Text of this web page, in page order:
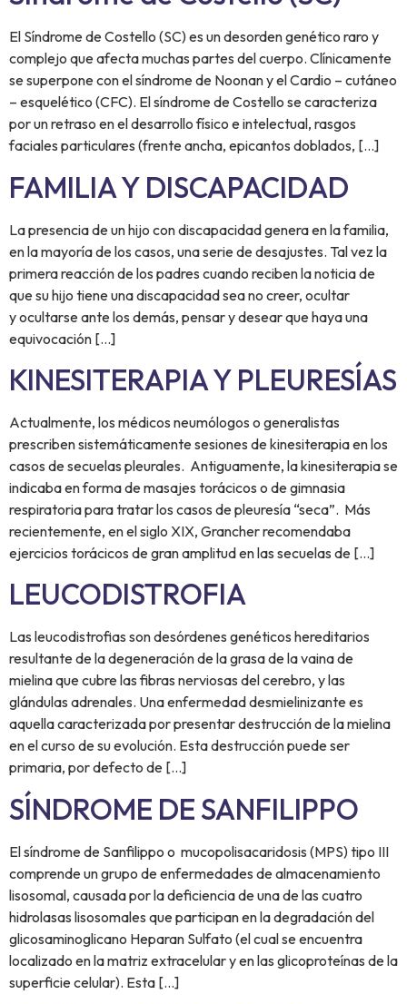
El Síndrome de Costello (SC) es un desorden genético raro y
complejo que afecta muchas partes del cuerpo. Clínicamente
se superpone con el síndrome de Noonan y el Cardio – cutáneo
– esquelético (CFC). El síndrome de Costello se caracteriza
por un retraso en el desarrollo físico e intelectual, rasgos
faciales particulares (frente ancha, epicantos doblados, […]
FAMILIA Y DISCAPACIDAD
La presencia de un hijo con discapacidad genera en la familia,
en la mayoría de los casos, una serie de desajustes. Tal vez la
primera reacción de los padres cuando reciben la noticia de
que su hijo tiene una discapacidad sea no creer, ocultar
y ocultarse ante los demás, pensar y desear que haya una
equivocación […]
KINESITERAPIA Y PLEURESÍAS
Actualmente, los médicos neumólogos o generalistas
prescriben sistemáticamente sesiones de kinesiterapia en los
casos de secuelas pleurales. Antiguamente, la kinesiterapia se
indicaba en forma de masajes torácicos o de gimnasia
respiratoria para tratar los casos de pleuresía “seca”. Más
recientemente, en el siglo XIX, Grancher recomendaba
ejercicios torácicos de gran amplitud en las secuelas de […]
LEUCODISTROFIA
Las leucodistrofias son desórdenes genéticos hereditarios
resultante de la degeneración de la grasa de la vaina de
mielina que cubre las fibras nerviosas del cerebro, y las
glándulas adrenales. Una enfermedad desmielinizante es
aquella caracterizada por presentar destrucción de la mielina
en el curso de su evolución. Esta destrucción puede ser
primaria, por defecto de […]
SÍNDROME DE SANFILIPPO
El síndrome de Sanfilippo o mucopolisacaridosis (MPS) tipo III
comprende un grupo de enfermedades de almacenamiento
lisosomal, causada por la deficiencia de una de las cuatro
hidrolasas lisosomales que participan en la degradación del
glicosaminoglicano Heparan Sulfato (el cual se encuentra
localizado en la matriz extracelular y en las glicoproteínas de la
superficie celular). Esta […]